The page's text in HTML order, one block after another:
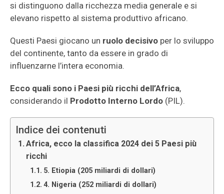
si distinguono dalla ricchezza media generale e si
elevano rispetto al sistema produttivo africano.
Questi Paesi giocano un ruolo decisivo per lo sviluppo
del continente, tanto da essere in grado di
influenzarne l’intera economia.
Ecco quali sono i Paesi più ricchi dell’Africa,
considerando il Prodotto Interno Lordo (PIL).
Indice dei contenuti
Africa, ecco la classifica 2024 dei 5 Paesi più
ricchi
5. Etiopia (205 miliardi di dollari)
4. Nigeria (252 miliardi di dollari)